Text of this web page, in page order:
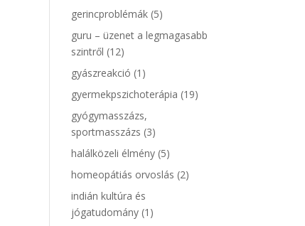
gerincproblémák (5)
guru – üzenet a legmagasabb
szintről (12)
gyászreakció (1)
gyermekpszichoterápia (19)
gyógymasszázs,
sportmasszázs (3)
halálközeli élmény (5)
homeopátiás orvoslás (2)
indián kultúra és
jógatudomány (1)